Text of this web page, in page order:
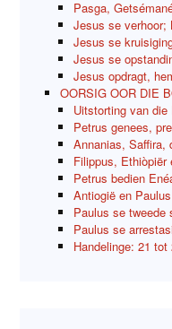
Pasga,
Jesus se verhoor;
Jesus se
Jesus se
Jesus opdragt,
OORSIG OOR DIE
Uitstorting van die
Petrus genees,
Annanias, Saffira,
Filippus, Ethiòpiër
Petrus bedien
Antiogië en
Paulus se tweede
Paulus se
Handelinge: 21